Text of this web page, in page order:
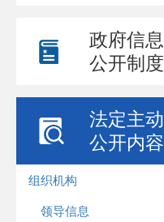
政府信息
公开制度
法定主动
公开内容
组织机构
领导信息